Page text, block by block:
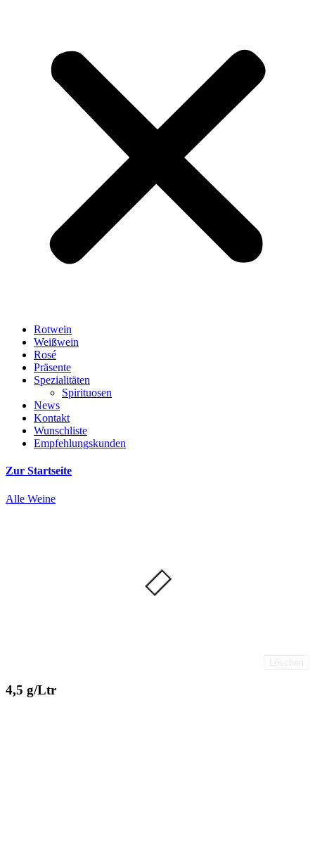
Rotwein
Weißwein
Rosé
Präsente
Spezialitäten
Spirituosen
News
Kontakt
Wunschliste
Empfehlungskunden
Zur Startseite
Alle Weine
4,5 g/Ltr